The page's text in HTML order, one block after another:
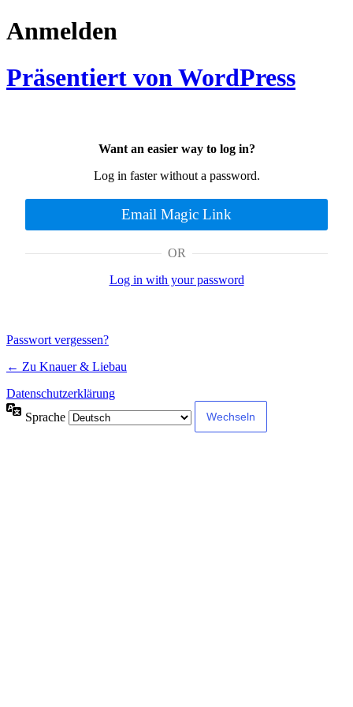
Anmelden
Präsentiert von WordPress
Want an easier way to log in?
Log in faster without a password.
Email Magic Link
OR
Log in with your password
Passwort vergessen?
← Zu Knauer & Liebau
Datenschutzerklärung
Sprache